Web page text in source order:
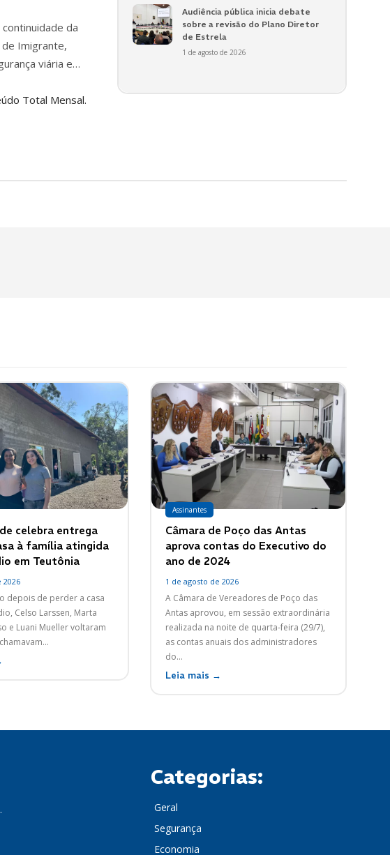
da
de Imigrante,
viária e…
Total Mensal.
Audiência pública inicia debate
sobre a revisão do Plano Diretor
de Estrela
1 de agosto de 2026
celebra entrega
à família atingida
em Teutônia
2026
depois de perder a casa
Celso Larssen, Marta
e Luani Mueller voltaram
Assinantes
Câmara de Poço das Antas
aprova contas do Executivo do
ano de 2024
1 de agosto de 2026
A Câmara de Vereadores de Poço das
Antas aprovou, em sessão extraordinária
realizada na noite de quarta-feira (29/7),
as contas anuais dos administradores
do...
Leia mais →
Categorias:
Geral
Segurança
Economia